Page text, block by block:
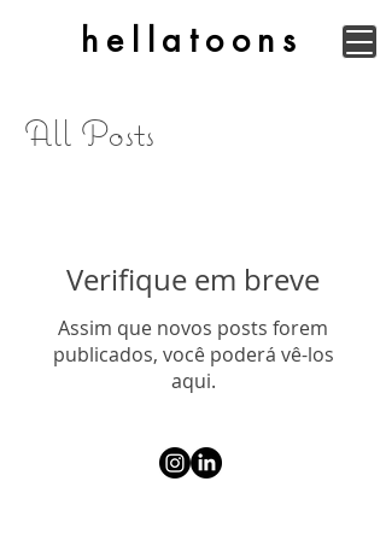
hellatoons
All Posts
Verifique em breve
Assim que novos posts forem
publicados, você poderá vê-los
aqui.